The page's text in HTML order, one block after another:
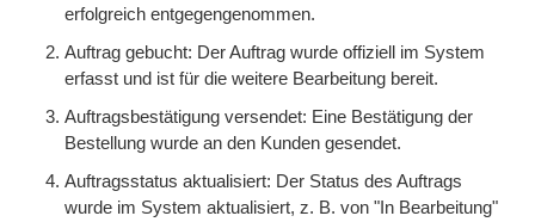
erfolgreich entgegengenommen.
Auftrag gebucht: Der Auftrag wurde offiziell im System
erfasst und ist für die weitere Bearbeitung bereit.
Auftragsbestätigung versendet: Eine Bestätigung der
Bestellung wurde an den Kunden gesendet.
Auftragsstatus aktualisiert: Der Status des Auftrags
wurde im System aktualisiert, z. B. von "In Bearbeitung"